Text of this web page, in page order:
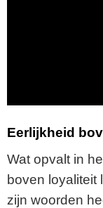
Eerlijkheid
Wat opvalt in
boven loyaliteit
zijn woorden